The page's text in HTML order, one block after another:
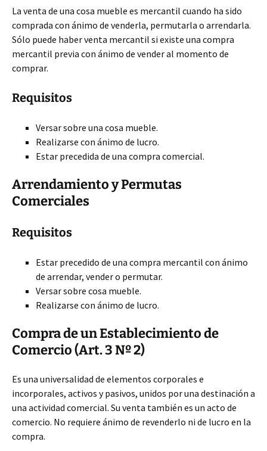
La venta de una cosa mueble es mercantil cuando ha sido
comprada con ánimo de venderla, permutarla o arrendarla.
Sólo puede haber venta mercantil si existe una compra
mercantil previa con ánimo de vender al momento de
comprar.
Requisitos
Versar sobre una cosa mueble.
Realizarse con ánimo de lucro.
Estar precedida de una compra comercial.
Arrendamiento y Permutas
Comerciales
Requisitos
Estar precedido de una compra mercantil con ánimo
de arrendar, vender o permutar.
Versar sobre cosa mueble.
Realizarse con ánimo de lucro.
Compra de un Establecimiento de
Comercio (Art. 3 Nº 2)
Es una universalidad de elementos corporales e
incorporales, activos y pasivos, unidos por una destinación a
una actividad comercial. Su venta también es un acto de
comercio. No requiere ánimo de revenderlo ni de lucro en la
compra.